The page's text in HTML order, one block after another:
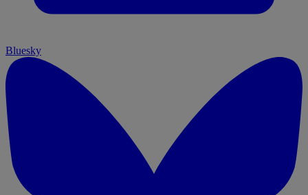
Bluesky